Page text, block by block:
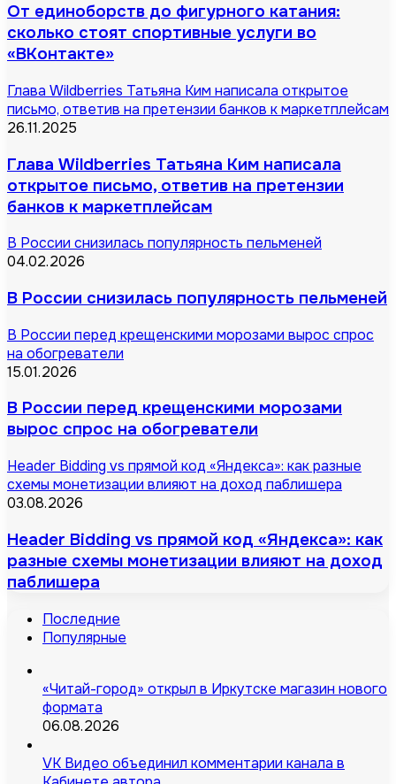
От единоборств до фигурного катания:
сколько стоят спортивные услуги во
«ВКонтакте»
Глава Wildberries Татьяна Ким написала открытое
письмо, ответив на претензии банков к маркетплейсам
26.11.2025
Глава Wildberries Татьяна Ким написала
открытое письмо, ответив на претензии
банков к маркетплейсам
В России снизилась популярность пельменей
04.02.2026
В России снизилась популярность пельменей
В России перед крещенскими морозами вырос спрос
на обогреватели
15.01.2026
В России перед крещенскими морозами
вырос спрос на обогреватели
Header Bidding vs прямой код «Яндекса»: как разные
схемы монетизации влияют на доход паблишера
03.08.2026
Header Bidding vs прямой код «Яндекса»: как
разные схемы монетизации влияют на доход
паблишера
Последние
Популярные
«Читай-город» открыл в Иркутске магазин нового
формата
06.08.2026
VK Видео объединил комментарии канала в